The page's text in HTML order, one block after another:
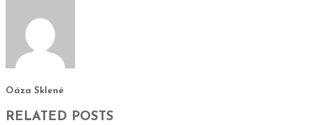
Oáza Sklené
RELATED POSTS